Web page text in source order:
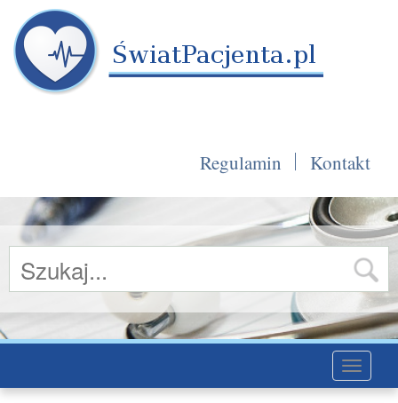
Regulamin Kontakt
Toggle